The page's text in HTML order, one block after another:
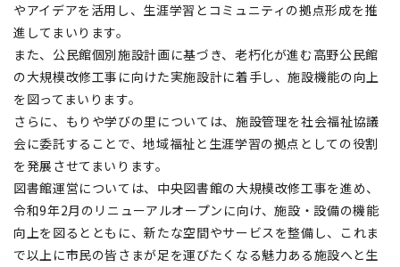
やアイデアを活用し、生涯学習とコミュニティの拠点形成を推
進してまいります。
また、公民館個別施設計画に基づき、老朽化が進む高野公民館
の大規模改修工事に向けた実施設計に着手し、施設機能の向上
を図ってまいります。
さらに、もりや学びの里については、施設管理を社会福祉協議
会に委託することで、地域福祉と生涯学習の拠点としての役割
を発展させてまいります。
図書館運営については、中央図書館の大規模改修工事を進め、
令和9年2月のリニューアルオープンに向け、施設・設備の機能
向上を図るとともに、新たな空間やサービスを整備し、これま
で以上に市民の皆さまが足を運びたくなる魅力ある施設へと生